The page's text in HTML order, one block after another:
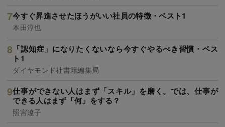
今すぐ昇進させたほうがいい社員の特徴・ベスト1
本田淳也
「認知症」になりたくないなら今すぐやるべき習慣・ベス
ト1
ダイヤモンド社書籍編集局
仕事ができない人はまず「スキル」を磨く。では、仕事が
できる人はまず「何」をする？
照宮遼子